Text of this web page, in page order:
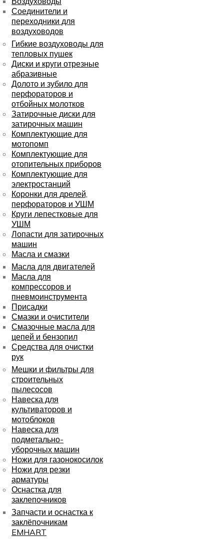
Соединители и
переходники для
воздуховодов
Гибкие воздуховоды для
тепловых пушек
Диски и круги отрезные
абразивные
Долото и зубило для
перфораторов и
отбойных молотков
Затирочные диски для
затирочных машин
Комплектующие для
мотопомп
Комплектующие для
отопительных приборов
Комплектующие для
электростанций
Коронки для дрелей,
перфораторов и УШМ
Круги лепестковые для
УШМ
Лопасти для затирочных
машин
Масла и смазки
Масла для двигателей
Масла для
компрессоров и
пневмоинструмента
Присадки
Смазки и очистители
Смазочные масла для
цепей и бензопил
Средства для очистки
рук
Мешки и фильтры для
строительных
пылесосов
Навеска для
культиваторов и
мотоблоков
Навеска для
подметально-
уборочных машин
Ножи для газонокосилок
Ножи для резки
арматуры
Оснастка для
заклепочников
Запчасти и оснастка к
заклёпочникам
EMHART